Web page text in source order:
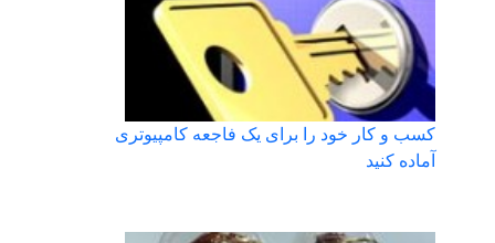
کسب و کار خود را برای یک فاجعه کامپیوتری
آماده کنید